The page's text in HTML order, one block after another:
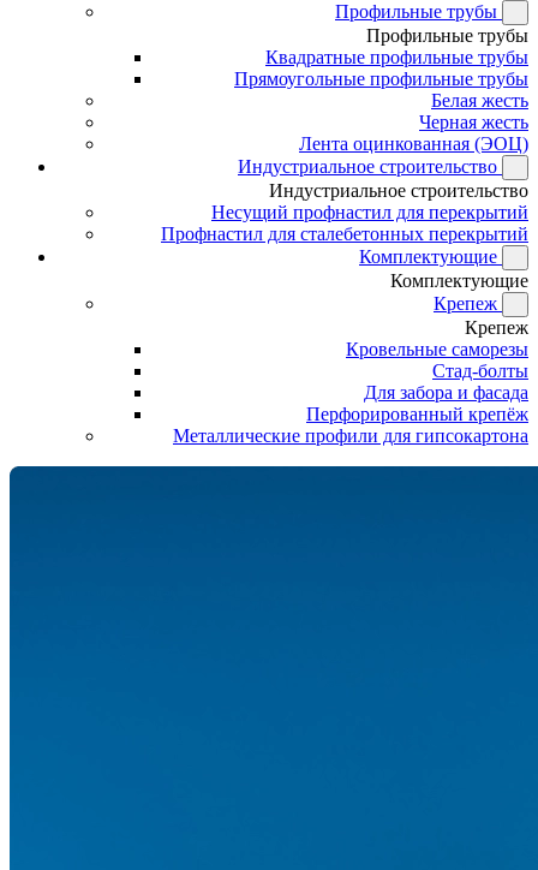
Профильные трубы
Профильные трубы
Квадратные профильные трубы
Прямоугольные профильные трубы
Белая жесть
Черная жесть
Лента оцинкованная (ЭОЦ)
Индустриальное строительство
Индустриальное строительство
Несущий профнастил для перекрытий
Профнастил для сталебетонных перекрытий
Комплектующие
Комплектующие
Крепеж
Крепеж
Кровельные саморезы
Стад-болты
Для забора и фасада
Перфорированный крепёж
Металлические профили для гипсокартона